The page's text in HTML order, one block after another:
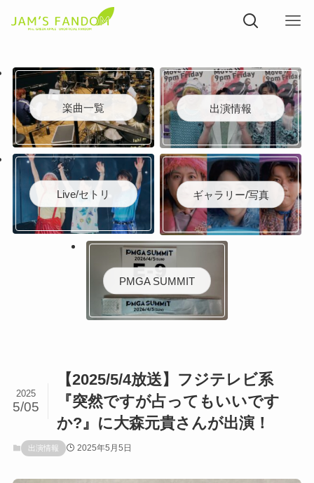
楽曲一覧 出演情報
Live/セトリ ギャラリー/写真
PMGA SUMMIT
【2025/5/4放送】フジテレビ系
『突然ですが占ってもいいです
か?』に大森元貴さんが出演！
2025
5/05
出演情報 2025年5月5日